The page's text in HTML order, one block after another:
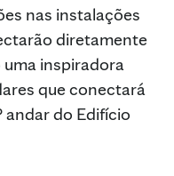
nas instalações
diretamente
inspiradora
que conectará
andar do Edifício